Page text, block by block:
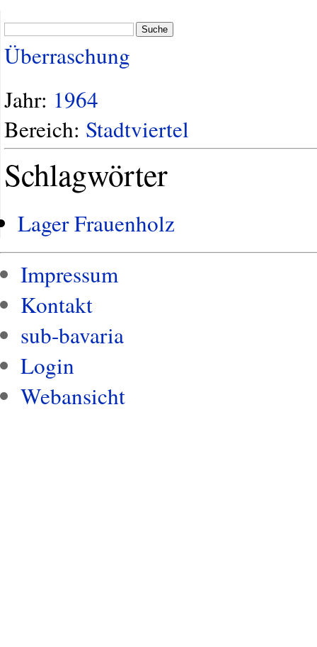
Suche
Überraschung
Jahr: 1964
Bereich: Stadtviertel
Schlagwörter
Lager Frauenholz
Impressum
Kontakt
sub-bavaria
Login
Webansicht